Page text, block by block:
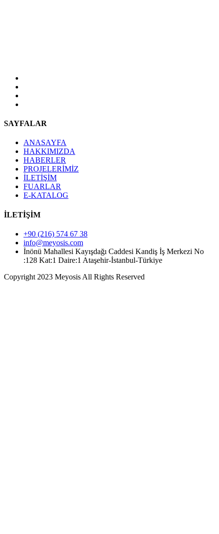
SAYFALAR
ANASAYFA
HAKKIMIZDA
HABERLER
PROJELERİMİZ
İLETİŞİM
FUARLAR
E-KATALOG
İLETİŞİM
+90 (216) 574 67 38
info@meyosis.com
İnönü Mahallesi Kayışdağı Caddesi Kandiş İş Merkezi No
:128 Kat:1 Daire:1 Ataşehir-İstanbul-Türkiye
Copyright 2023 Meyosis All Rights Reserved